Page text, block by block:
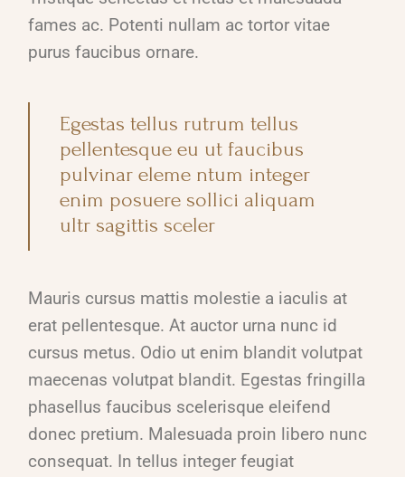
fames ac. Potenti nullam ac tortor vitae
purus faucibus ornare.
Egestas tellus rutrum tellus
pellentesque eu ut faucibus
pulvinar eleme ntum integer
enim posuere sollici aliquam
ultr sagittis sceler
Mauris cursus mattis molestie a iaculis at
erat pellentesque. At auctor urna nunc id
cursus metus. Odio ut enim blandit volutpat
maecenas volutpat blandit. Egestas fringilla
phasellus faucibus scelerisque eleifend
donec pretium. Malesuada proin libero nunc
consequat. In tellus integer feugiat